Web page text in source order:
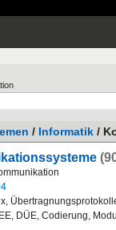
/ Informatik /
, Ü
, DÜ E, Codierung,